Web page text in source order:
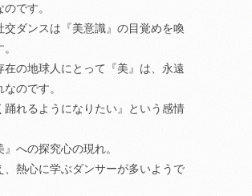
のです。
交ダンスは『美意識』の目覚めを喚
在の地球人にとって『美』は、永遠
のです。
踊れるようになりたい』という感情
』への探究心の現れ。
、熱心に学ぶダンサーが多いようで